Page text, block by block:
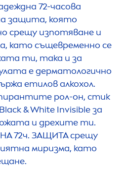
72-часова
защита, която
срещу изпотяване и
като същевременно се
ти, така и за
е дерматологично
етилов алкохол.
рол-он, стик
Black&White Invisible за
и дрехите ти.
72ч. ЗАЩИТА срещу
миризма, като